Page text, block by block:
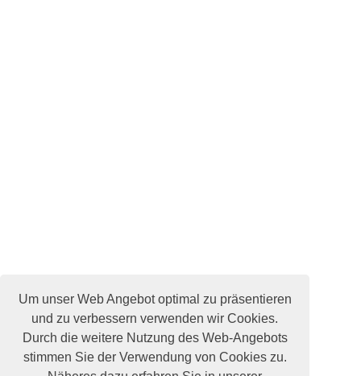
Um unser Web Angebot optimal zu präsentieren
und zu verbessern verwenden wir Cookies.
Durch die weitere Nutzung des Web-Angebots
stimmen Sie der Verwendung von Cookies zu.